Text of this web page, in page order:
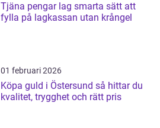
Tjäna pengar lag smarta sätt att
fylla på lagkassan utan krångel
01 februari 2026
Köpa guld i Östersund så hittar du
kvalitet, trygghet och rätt pris